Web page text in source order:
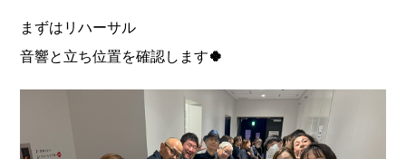
まずはリハーサル
音響と立ち位置を確認します🍀